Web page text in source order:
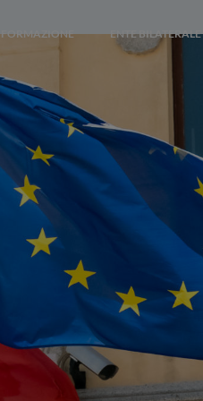
FORMAZIONE ENTE BILATERALE